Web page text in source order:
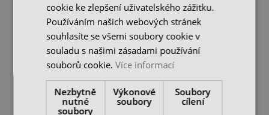
Kleštinový držák SK50
OZ32 délka 100 mm
cookie ke zlepšení uživatelského zážitku.
Používáním našich webových stránek
souhlasíte se všemi soubory cookie v
souladu s našimi zásadami používání
souborů cookie.Více informací
Nezbytně
nutné
soubory
Výkonové
soubory
Soubory
cílení